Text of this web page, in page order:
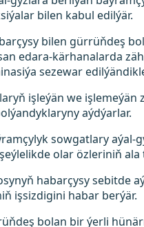
bilen kabul edilýär.
bilen gürrüňdeş
edara-kärhanalarda
sezewar
işleýän we
aýdýarlar.
sowgatlary aýal-
olar özleriniň
habarçysy sebitde
işsizdigini habar berýär.
bolan bir ýerli